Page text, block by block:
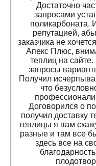
Достаточно
запросами
поликарбоната.
репутацией,
заказчика не
Апекс Плюс,
теплиц на
запросы
Получил
что
Договорился о
получил доставку
теплицы я вам
разные и там все
здесь все на